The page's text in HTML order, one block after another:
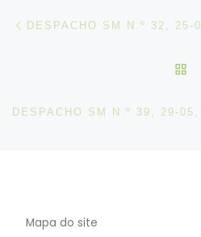
Post navigation
Mapa do site